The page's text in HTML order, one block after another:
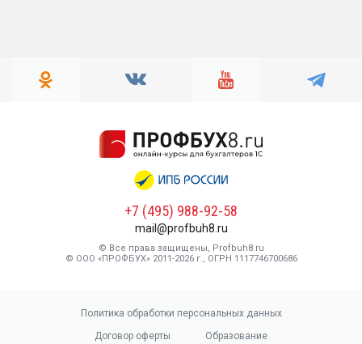
+7 (495) 988-92-58
mail@profbuh8.ru
© Все права защищены, Profbuh8.ru
© ООО «ПРОФБУХ» 2011-2026 г., ОГРН 1117746700686
Политика обработки персональных данных
Договор оферты
Образование